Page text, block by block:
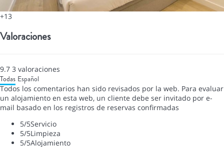
+13
Valoraciones
9.7 3 valoraciones
Todas Español
Todos los comentarios han sido revisados por la web. Para evaluar
un alojamiento en esta web, un cliente debe ser invitado por e-
mail basado en los registros de reservas confirmadas
5/5Servicio
5/5Limpieza
5/5Alojamiento